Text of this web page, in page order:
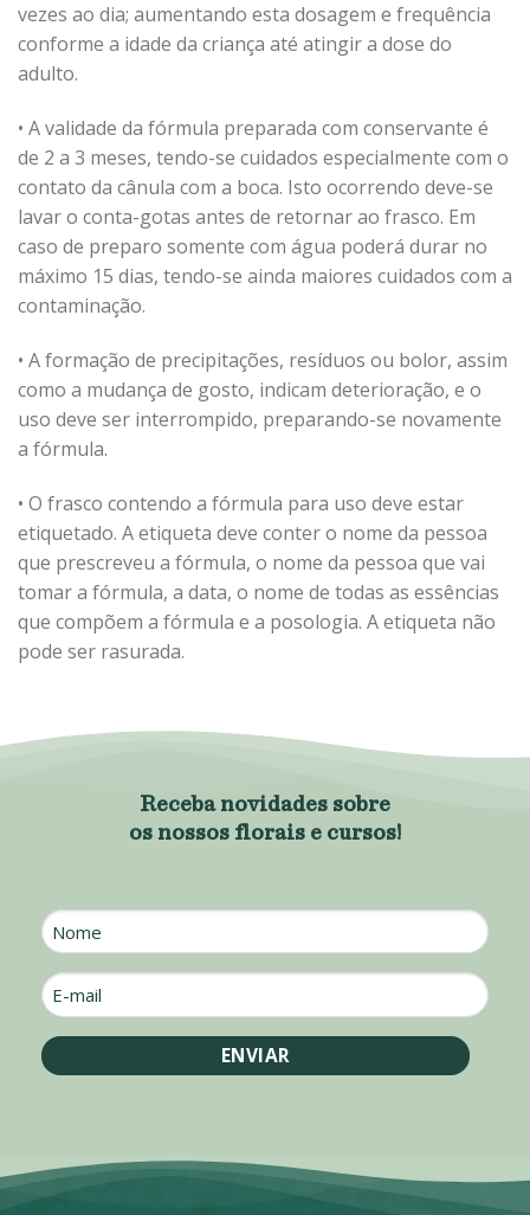
vezes ao dia; aumentando esta dosagem e frequência
conforme a idade da criança até atingir a dose do
adulto.
• A validade da fórmula preparada com conservante é
de 2 a 3 meses, tendo-se cuidados especialmente com o
contato da cânula com a boca. Isto ocorrendo deve-se
lavar o conta-gotas antes de retornar ao frasco. Em
caso de preparo somente com água poderá durar no
máximo 15 dias, tendo-se ainda maiores cuidados com a
contaminação.
• A formação de precipitações, resíduos ou bolor, assim
como a mudança de gosto, indicam deterioração, e o
uso deve ser interrompido, preparando-se novamente
a fórmula.
• O frasco contendo a fórmula para uso deve estar
etiquetado. A etiqueta deve conter o nome da pessoa
que prescreveu a fórmula, o nome da pessoa que vai
tomar a fórmula, a data, o nome de todas as essências
que compõem a fórmula e a posologia. A etiqueta não
pode ser rasurada.
Receba novidades sobre
os nossos florais e cursos!
Nome
E-
mail
*